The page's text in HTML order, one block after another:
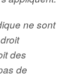
ne sont
des
de